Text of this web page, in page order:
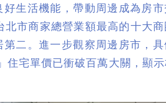
生活機能，帶動周邊成為房
市商家總營業額最高的十大
二。進一步觀察周邊房市，
宅單價已衝破百萬大關，顯